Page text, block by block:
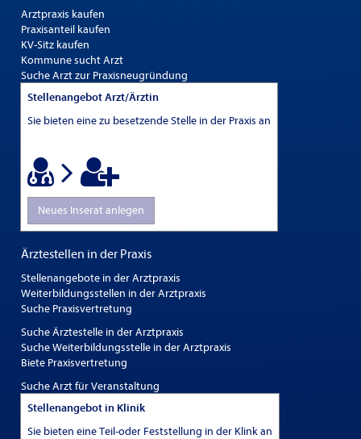
Arztpraxis kaufen
Praxisanteil kaufen
KV-Sitz kaufen
Kommune sucht Arzt
Suche Arzt zur Praxisneugründung
Stellenangebot Arzt/Ärztin
Sie bieten eine zu besetzende Stelle in der Praxis an
Neues Inserat anlegen
Ärztestellen in der Praxis
Stellenangebote in der Arztpraxis
Weiterbildungsstellen in der Arztpraxis
Suche Praxisvertretung
Suche Ärztestelle in der Arztpraxis
Suche Weiterbildungsstelle in der Arztpraxis
Biete Praxisvertretung
Suche Arzt für Veranstaltung
Stellenangebot in Klinik
Sie bieten eine Teil-oder Feststellung in der Klink an